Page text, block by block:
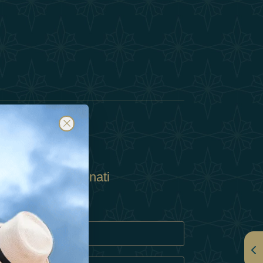
Privacy
Abbonati